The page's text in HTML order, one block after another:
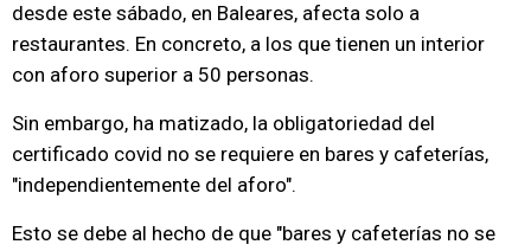
desde este sábado, en Baleares, afecta solo a
restaurantes. En concreto, a los que tienen un interior
con aforo superior a 50 personas.
Sin embargo, ha matizado, la obligatoriedad del
certificado covid no se requiere en bares y cafeterías,
"independientemente del aforo".
Esto se debe al hecho de que "bares y cafeterías no se